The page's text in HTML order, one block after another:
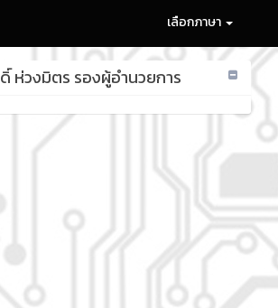
เลือกภาษา
ห่วงมิตร รองผู้อำนวยการ